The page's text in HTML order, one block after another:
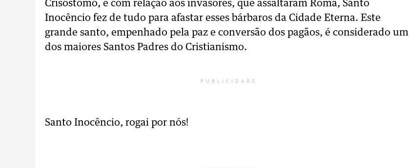
Crisóstomo, e com relação aos invasores, que assaltaram Roma, Santo
Inocêncio fez de tudo para afastar esses bárbaros da Cidade Eterna. Este
grande santo, empenhado pela paz e conversão dos pagãos, é considerado um
dos maiores Santos Padres do Cristianismo.
PUBLICIDADE
Santo Inocêncio, rogai por nós!